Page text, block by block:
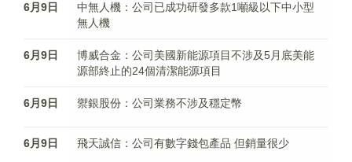
6月9日
中無人機：公司已成功研發多款1噸級以下中小型
無人機
6月9日
博威合金：公司美國新能源項目不涉及5月底美能
源部終止的24個清潔能源項目
6月9日 禦銀股份：公司業務不涉及穩定幣
6月9日 飛天誠信：公司有數字錢包產品 但銷量很少